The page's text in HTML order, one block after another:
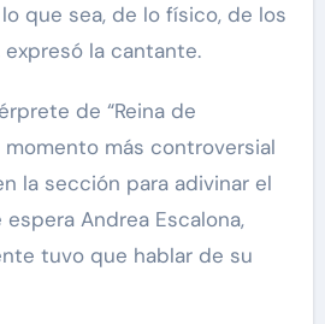
que sea, de lo físico, de los
la cantante.
de “Reina de
momento más controversial
la sección para adivinar el
Andrea Escalona,
tuvo que hablar de su